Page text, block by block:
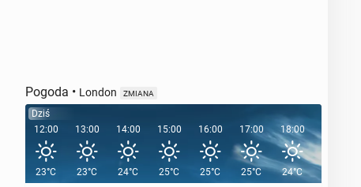
Pogoda • London ZMIANA
Dziś
12:00
23°C
13:00
23°C
14:00
24°C
15:00
25°C
16:00
25°C
17:00
25°C
18:00
24°C
19:00